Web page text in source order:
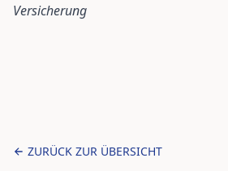
Versicherung
ZURÜCK ZUR ÜBERSICHT